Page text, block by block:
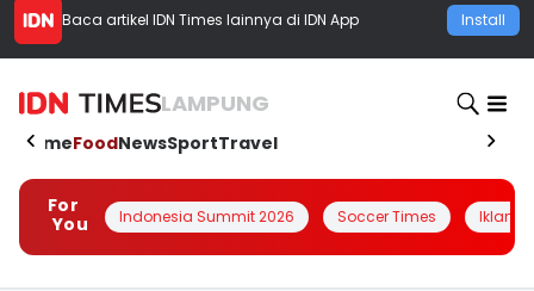
Baca artikel IDN Times lainnya di IDN App Install
LAMPUNG
HomeFoodNewsSportTravel
For
You
Indonesia Summit 2026 Soccer Times Iklanin